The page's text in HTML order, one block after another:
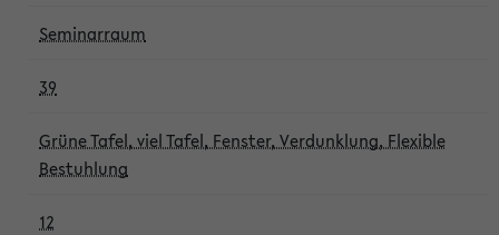
Seminarraum
39
Grüne Tafel, viel Tafel, Fenster, Verdunklung, Flexible
Bestuhlung
12